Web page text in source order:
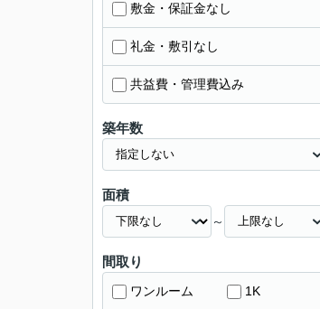
敷金・保証金なし
礼金・敷引なし
共益費・管理費込み
築年数
面積
～
間取り
ワンルーム 1K